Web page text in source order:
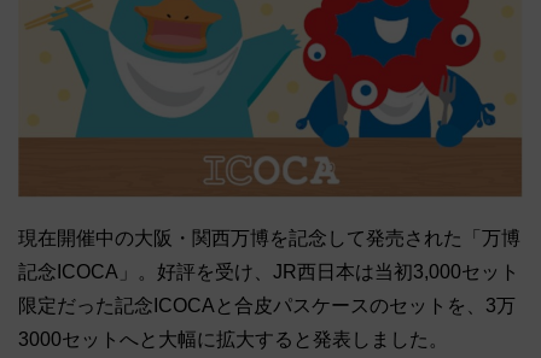
現在開催中の大阪・関西万博を記念して発売された「万博
記念ICOCA」。好評を受け、JR西日本は当初3,000セット
限定だった記念ICOCAと合皮パスケースのセットを、3万
3000セットへと大幅に拡大すると発表しました。